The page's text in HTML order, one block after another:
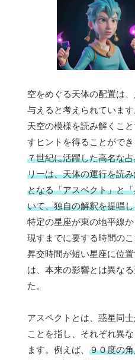
空をめぐる天体の配置は
与えると考えられていま
天空の模様を読み解くこ
すヒントを得ることができ
７世紀に活躍した高名な
リーは、天体の運行を読
となる「アスペクト」と
いて、独自の解釈を提唱
特定の星座が東の地平線
現すまでに要する時間の
昇交時間が短い星座に位
は、本来の影響とは異な
た。
アスペクトとは、惑星同
ことを指し、それぞれ異
ます。例えば、 ９０度の